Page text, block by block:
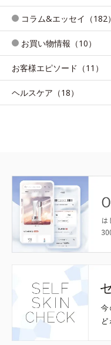
コラム&エッセイ（182）
お買い物情報（10）
お客様エピソード（11）
ヘルスケア（18）